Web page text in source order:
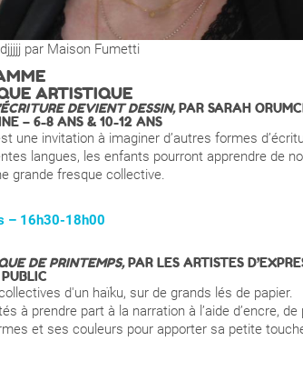
par Maison Fumetti
ARTISTIQUE
DEVIENT DESSIN,PAR SARAH
– 6-8 ANS & 10-12 ANS
une invitation à imaginer d’autres formes
langues, les enfants pourront apprendre de
grande fresque collective.
– 16h30-18h00
DE PRINTEMPS,PAR LES ARTISTES
d'un haïku, sur de grands lés de papier.
à prendre part à la narration à l’aide d’encre,
et ses couleurs pour apporter sa petite